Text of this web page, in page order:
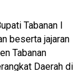
Tabanan I
beserta jajaran
Tabanan
Daerah di